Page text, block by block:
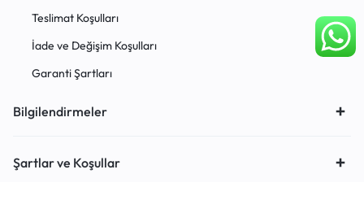
Teslimat Koşulları
İade ve Değişim Koşulları
Garanti Şartları
Bilgilendirmeler
Şartlar ve Koşullar